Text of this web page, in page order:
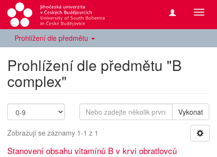
Prohlížení dle předmětu
Prohlížení dle předmětu "B
complex"
Vykonat
Zobrazují se záznamy 1-1 z 1
Stanovení obsahu vitamínů B v krvi obratlovců